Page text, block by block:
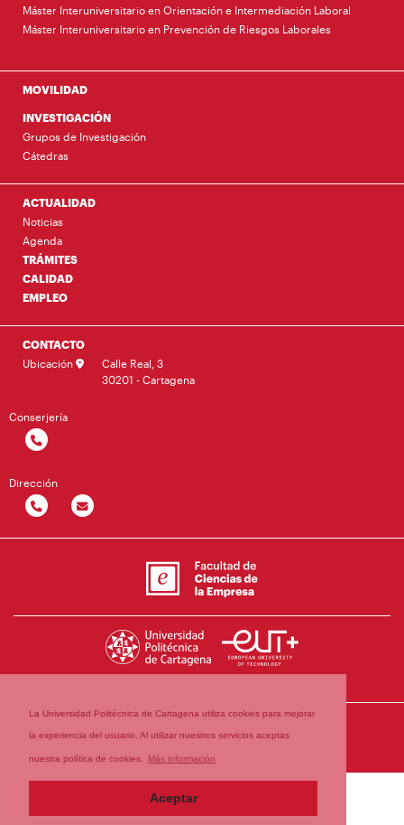
La Universidad Politécnica de Cartagena utiliza cookies para mejorar
la experiencia del usuario. Al utilizar nuestros servicios aceptas
nuestra política de cookies. Más información
Aceptar
Máster Interuniversitario en Orientación e Intermediación Laboral
Máster Interuniversitario en Prevención de Riesgos Laborales
MOVILIDAD
INVESTIGACIÓN
Grupos de Investigación
Cátedras
ACTUALIDAD
Noticias
Agenda
TRÁMITES
CALIDAD
EMPLEO
CONTACTO
Ubicación
Calle Real, 3
30201 - Cartagena
Conserjería
Dirección